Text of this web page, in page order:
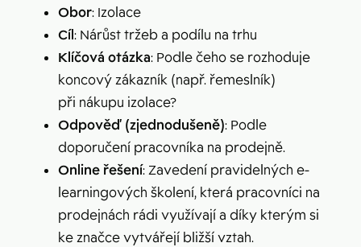
Obor: Izolace
Cíl: Nárůst tržeb a podílu na trhu
Klíčová otázka: Podle čeho se rozhoduje
koncový zákazník (např. řemeslník)
při nákupu izolace?
Odpověď (zjednodušeně): Podle
doporučení pracovníka na prodejně.
Online řešení: Zavedení pravidelných e-
learningových školení, která pracovníci na
prodejnách rádi využívají a díky kterým si
ke značce vytvářejí bližší vztah.